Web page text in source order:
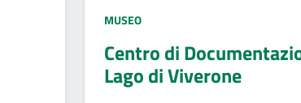
TIPO LUOGO:
MUSEO
Centro di
Lago di Viverone